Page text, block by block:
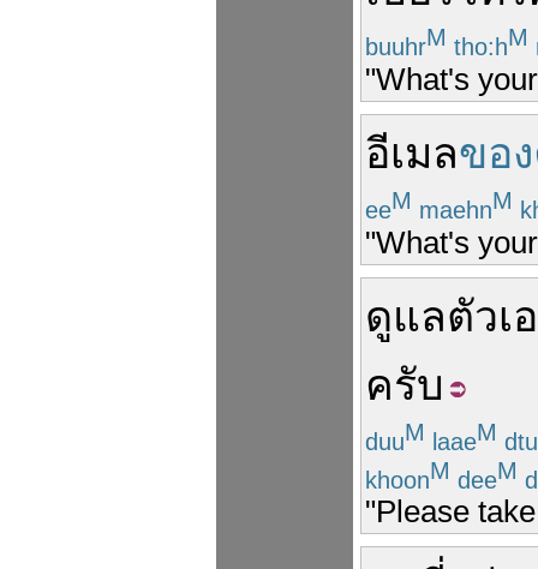
buuhrM tho:hM
"What's
อีเมลขอ
eeM maehnM
"What's
ดูแลตัวเ
ครับ
duuM laaeM
khoonM deeM
"Please